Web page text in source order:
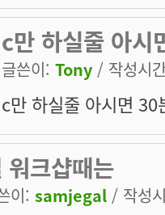
c만 하실줄 아시
글쓴이: Tony / 작성시
c만 하실줄 아시면 30
워크샵때는
이: samjegal / 작성